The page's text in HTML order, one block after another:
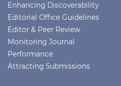
Enhancing Discoverability
Editorial Office Guidelines
Editor & Peer Review
Monitoring Journal
Performance
Attracting Submissions